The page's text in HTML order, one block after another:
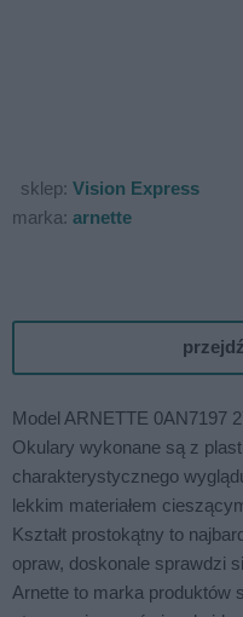
sklep: Vision Express
marka: arnette
Model ARNETTE 0AN7197
Okulary wykonane są z
charakterystycznego
lekkim materiałem
Kształt prostokątny to
opraw, doskonale sprawdzi
Arnette to marka produktów